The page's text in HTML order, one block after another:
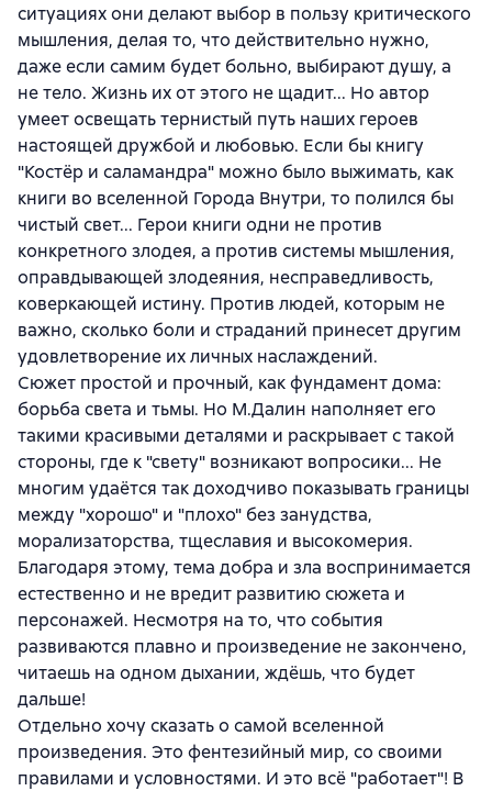
ситуациях они делают выбор в пользу критического
мышления, делая то, что действительно нужно,
даже если самим будет больно, выбирают душу, а
не тело. Жизнь их от этого не щадит... Но автор
умеет освещать тернистый путь наших героев
настоящей дружбой и любовью. Если бы книгу
"Костёр и саламандра" можно было выжимать, как
книги во вселенной Города Внутри, то полился бы
чистый свет... Герои книги одни не против
конкретного злодея, а против системы мышления,
оправдывающей злодеяния, несправедливость,
коверкающей истину. Против людей, которым не
важно, сколько боли и страданий принесет другим
удовлетворение их личных наслаждений.
Сюжет простой и прочный, как фундамент дома:
борьба света и тьмы. Но М.Далин наполняет его
такими красивыми деталями и раскрывает с такой
стороны, где к "свету" возникают вопросики... Не
многим удаётся так доходчиво показывать границы
между "хорошо" и "плохо" без занудства,
морализаторства, тщеславия и высокомерия.
Благодаря этому, тема добра и зла воспринимается
естественно и не вредит развитию сюжета и
персонажей. Несмотря на то, что события
развиваются плавно и произведение не закончено,
читаешь на одном дыхании, ждёшь, что будет
дальше!
Отдельно хочу сказать о самой вселенной
произведения. Это фентезийный мир, со своими
правилами и условностями. И это всё "работает"! В